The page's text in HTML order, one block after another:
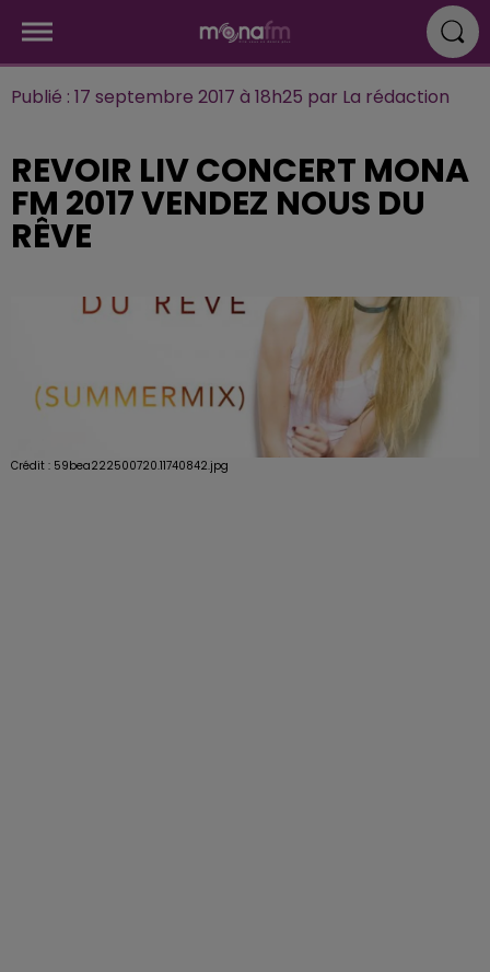
Publié : 17 septembre 2017 à 18h25 par La rédaction
REVOIR LIV CONCERT MONA
FM 2017 VENDEZ NOUS DU
RÊVE
Crédit : 59bea222500720.11740842.jpg